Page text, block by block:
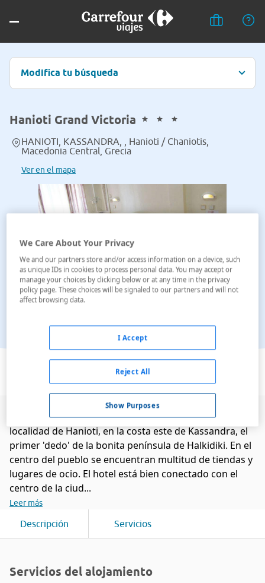
Modifica tu búsqueda
Hanioti Grand Victoria
HANIOTI, KASSANDRA, , Hanioti / Chaniotis,
Macedonia Central, Grecia
Ver en el mapa
Ver en el mapa
El hotel, ideal para familias, está ubicado en la
localidad de Hanioti, en la costa este de Kassandra, el
primer 'dedo' de la bonita península de Halkidiki. En el
centro del pueblo se encuentran multitud de tiendas y
lugares de ocio. El hotel está bien conectado con el
centro de la ciud...
Leer más
Descripción Servicios
Servicios del alojamiento
We Care About Your Privacy
We and our partners store and/or access information on a device, such
as unique IDs in cookies to process personal data. You may accept or
manage your choices by clicking below or at any time in the privacy
policy page. These choices will be signaled to our partners and will not
affect browsing data.
Show Purposes
Reject All
I Accept